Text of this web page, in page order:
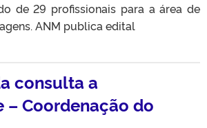
de 29 profissionais para a área de
ANM publica edital
consulta a
– Coordenação do